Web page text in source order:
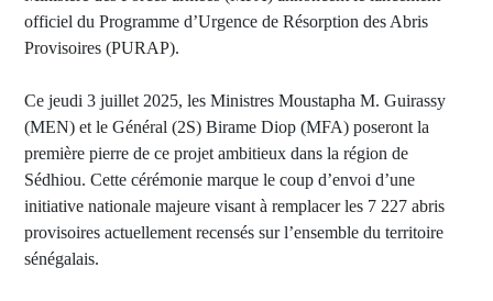
officiel du Programme d’Urgence de Résorption des Abris
Provisoires (PURAP).
Ce jeudi 3 juillet 2025, les Ministres Moustapha M. Guirassy
(MEN) et le Général (2S) Birame Diop (MFA) poseront la
première pierre de ce projet ambitieux dans la région de
Sédhiou. Cette cérémonie marque le coup d’envoi d’une
initiative nationale majeure visant à remplacer les 7 227 abris
provisoires actuellement recensés sur l’ensemble du territoire
sénégalais.